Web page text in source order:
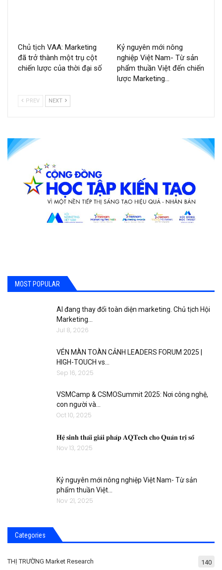
Chủ tịch VAA: Marketing
đã trở thành một trụ cột
chiến lược của thời đại số
Kỷ nguyên mới nông
nghiệp Việt Nam- Từ sản
phẩm thuần Việt đến chiến
lược Marketing…
PREV NEXT
MOST POPULAR
AI đang thay đổi toàn diện marketing. Chủ tịch Hội
Marketing…
Jul 8, 2026
VÉN MÀN TOÀN CẢNH LEADERS FORUM 2025 |
HIGH-TOUCH vs…
Sep 16, 2025
VSMCamp & CSMOSummit 2025: Nơi công nghệ,
con người và…
Oct 10, 2025
𝐇𝐞̣̂ 𝐬𝐢𝐧𝐡 𝐭𝐡𝐚́𝐢 𝐠𝐢𝐚̉𝐢 𝐩𝐡𝐚́𝐩 𝐀𝐐𝐓𝐞𝐜𝐡 𝐜𝐡𝐨 𝐐𝐮𝐚̉𝐧 𝐭𝐫𝐢̣ 𝐬𝐨̂́
Nov 13, 2025
Kỷ nguyên mới nông nghiệp Việt Nam- Từ sản
phẩm thuần Việt…
Nov 21, 2025
Categories
THỊ TRƯỜNG Market Research 140